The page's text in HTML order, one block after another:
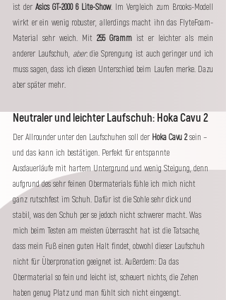
ist der Asics GT-2000 6 Lite-Show. Im Vergleich zum Brooks-Modell
wirkt er ein wenig robuster, allerdings macht ihn das FlyteFoam-
Material sehr weich. Mit 255 Gramm ist er leichter als mein
anderer Laufschuh, aber: die Sprengung ist auch geringer und ich
muss sagen, dass ich diesen Unterschied beim Laufen merke. Dazu
aber später mehr.
Neutraler und leichter Laufschuh: Hoka Cavu 2
Der Allrounder unter den Laufschuhen soll der Hoka Cavu 2 sein –
und das kann ich bestätigen. Perfekt für entspannte
Ausdauerläufe mit hartem Untergrund und wenig Steigung, denn
aufgrund des sehr feinen Obermaterials fühle ich mich nicht
ganz rutschfest im Schuh. Dafür ist die Sohle sehr dick und
stabil, was den Schuh per se jedoch nicht schwerer macht. Was
mich beim Testen am meisten überrascht hat ist die Tatsache,
dass mein Fuß einen guten Halt findet, obwohl dieser Laufschuh
nicht für Überpronation geeignet ist. Außerdem: Da das
Obermaterial so fein und leicht ist, scheuert nichts, die Zehen
haben genug Platz und man fühlt sich nicht eingeengt.